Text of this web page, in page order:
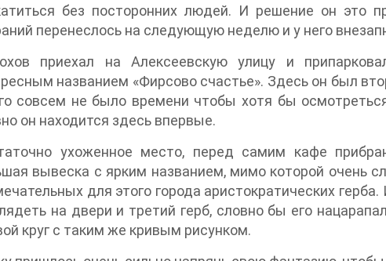
без посторонних людей. И решение он это
перенеслось на следующую неделю и у него
приехал на Алексеевскую улицу и
названием «Фирсово счастье». Здесь он был
совсем не было времени чтобы хотя бы
он находится здесь впервые.
ухоженное место, перед самим кафе
вывеска с ярким названием, мимо которой очень
для этого города аристократических
на двери и третий герб, словно бы его
круг с таким же кривым рисунком.